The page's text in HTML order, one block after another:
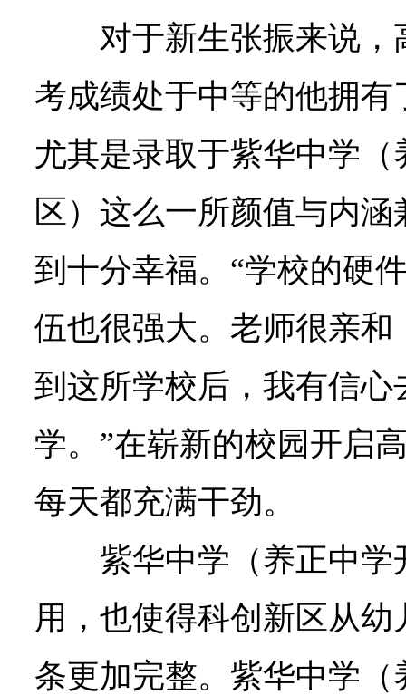
对于新生张振来说
考成绩处于中等的他拥
尤其是录取于紫华中学
区）这么一所颜值与内
到十分幸福。“学校的硬
伍也很强大。老师很亲
到这所学校后，我有信
学。”在崭新的校园开启
每天都充满干劲。
紫华中学（养正中
用，也使得科创新区从
条更加完整。紫华中学